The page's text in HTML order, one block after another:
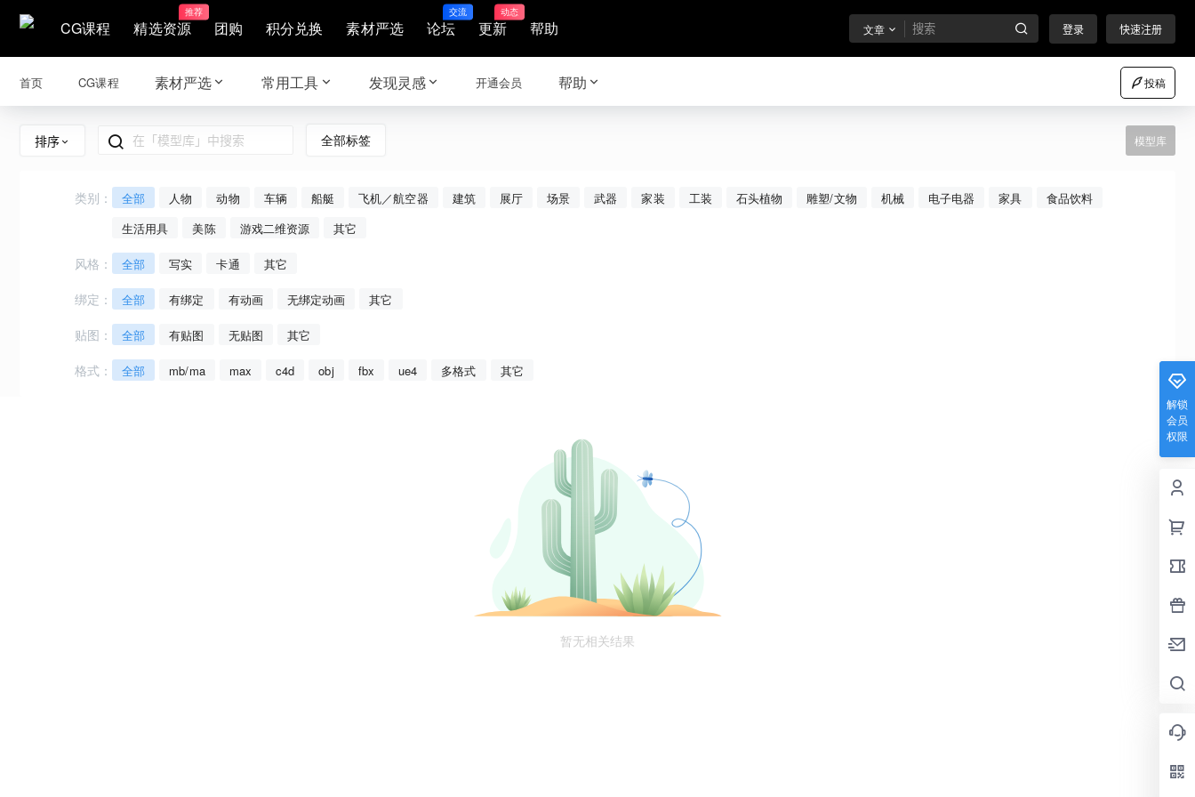
CG课程 精选资源
推荐
团购 积分兑换 素材严选 论坛
交流
更新
动态
帮助 文章 登录 快速注册
首页 CG课程 素材严选 常用工具 发现灵感 开通会员 帮助 投稿
排序 全部标签 模型库
类别： 全部 人物 动物 车辆 船艇 飞机／航空器 建筑 展厅 场景 武器 家装 工装 石头植物 雕塑/文物 机械 电子电器 家具
食品饮料
生活用具
美陈 游戏二维资源 其它
风格： 全部 写实 卡通 其它
绑定： 全部 有绑定 有动画 无绑定动画 其它
贴图： 全部 有贴图 无贴图 其它
格式： 全部 mb/ma max c4d obj fbx ue4 多格式 其它
暂无相关结果
解锁
会员
权限